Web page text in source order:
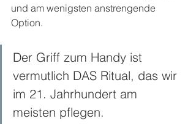
und am wenigsten anstrengende
Option.
Der Griff zum Handy ist
vermutlich DAS Ritual, das wir
im 21. Jahrhundert am
meisten pflegen.